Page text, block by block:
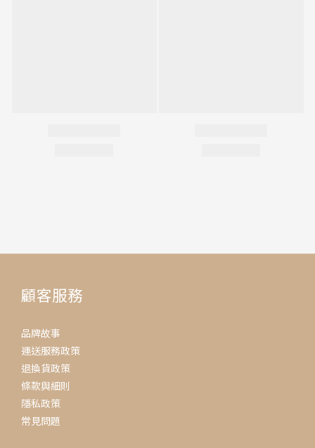
顧客服務
品牌故事
運送服務政策
退換貨政策
條款與細則
隱私政策
常見問題